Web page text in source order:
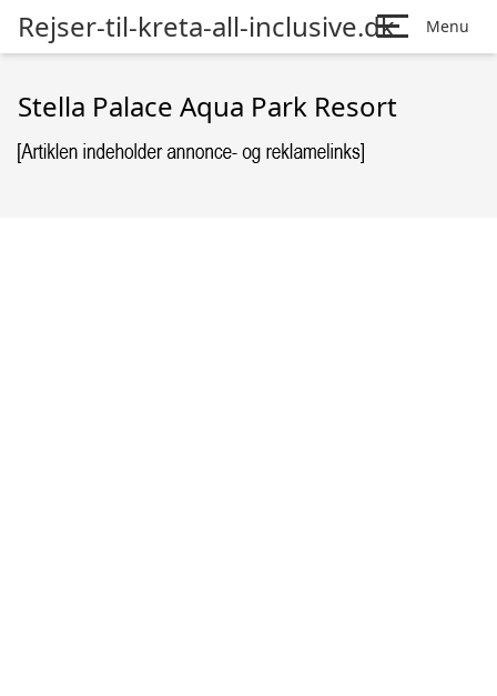
Rejser-til-kreta-all-inclusive.dk Menu
Stella Palace Aqua Park Resort